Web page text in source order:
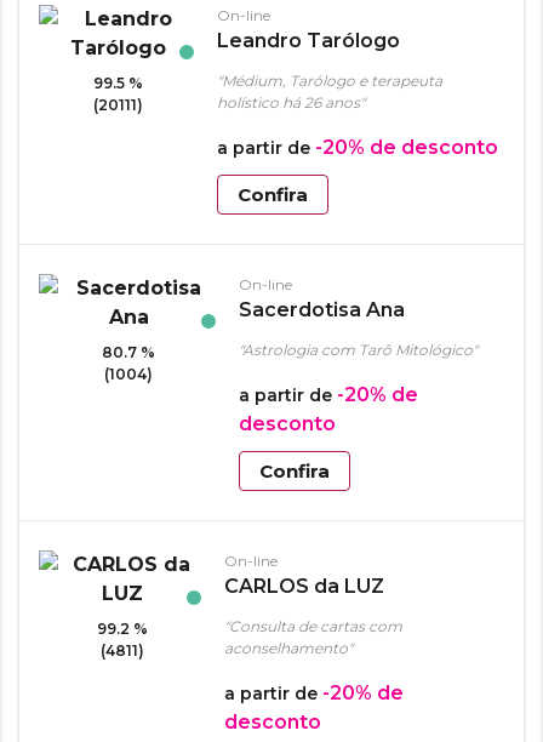
99.5 %
(20111)
On-line
Leandro Tarólogo
"Médium, Tarólogo e terapeuta
holístico há 26 anos"
a partir de -20% de desconto
Confira
80.7 %
(1004)
On-line
Sacerdotisa Ana
"Astrologia com Tarô Mitológico"
a partir de -20% de
desconto
Confira
99.2 %
(4811)
On-line
CARLOS da LUZ
"Consulta de cartas com
aconselhamento"
a partir de -20% de
desconto